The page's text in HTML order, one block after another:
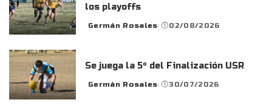
los playoffs
Posted
Germán Rosales 02/08/2026
Se juega la 5° del Finalización USR
Posted
Germán Rosales 30/07/2026